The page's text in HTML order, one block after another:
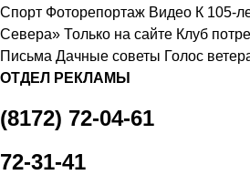
Спорт Фоторепортаж Видео К 105-
Севера» Только на сайте Клуб
Письма Дачные советы Голос
ОТДЕЛ РЕКЛАМЫ
(8172) 72-04-61
72-31-41